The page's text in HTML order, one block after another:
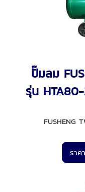
ปั๊มลม
รุ่น
FUSHENG
รา